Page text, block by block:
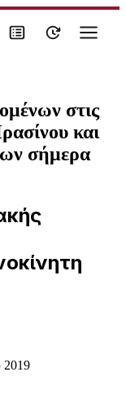
στις
και
σήμερα
2019